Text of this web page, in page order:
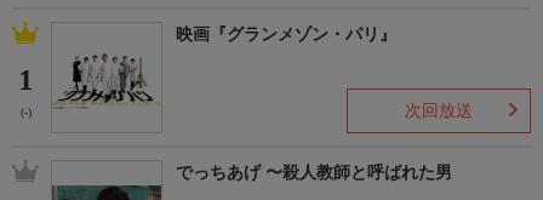
1
(-)
映画『グランメゾン・パリ』
次回放送
でっちあげ 〜殺人教師と呼ばれた男